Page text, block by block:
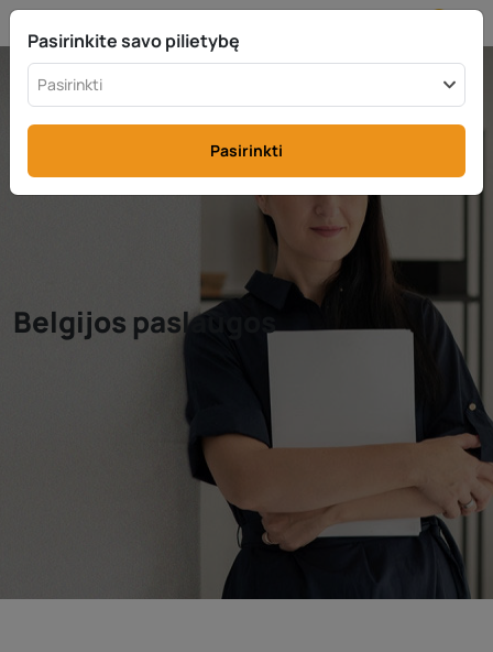
Belgijos paslaugos
Pasirinkite savo pilietybę
Pasirinkti
Pasirinkti